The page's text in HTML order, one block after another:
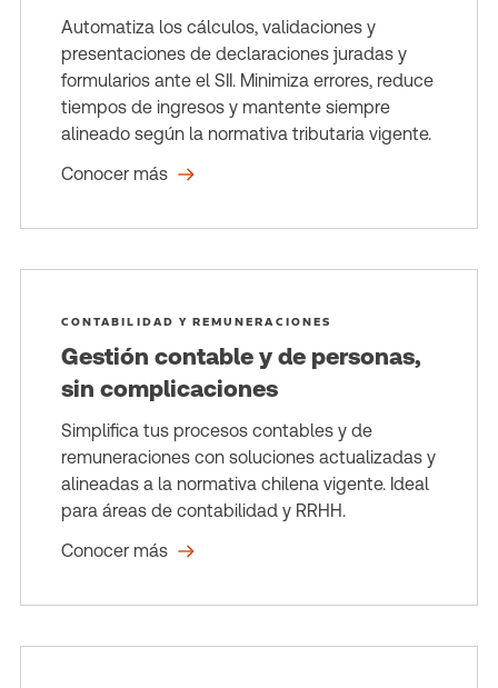
Automatiza los cálculos, validaciones y
presentaciones de declaraciones juradas y
formularios ante el SII. Minimiza errores, reduce
tiempos de ingresos y mantente siempre
alineado según la normativa tributaria vigente.
Conocer más
CONTABILIDAD Y REMUNERACIONES
Gestión contable y de personas,
sin complicaciones
Simplifica tus procesos contables y de
remuneraciones con soluciones actualizadas y
alineadas a la normativa chilena vigente. Ideal
para áreas de contabilidad y RRHH.
Conocer más